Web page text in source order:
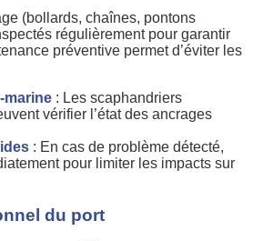
(bollards, chaînes, pontons
régulièrement pour garantir
préventive permet d’éviter les
marine : Les scaphandriers
vérifier l’état des ancrages
: En cas de problème détecté,
pour limiter les impacts sur
du port